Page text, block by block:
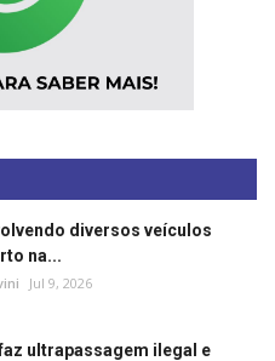
diversos veículos
na...
Jul 9, 2026
ultrapassagem ilegal e